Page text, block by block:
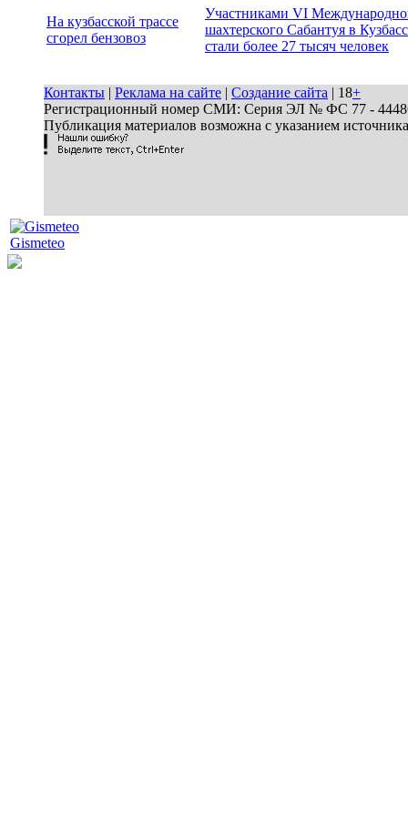
На кузбасской трассе
сгорел бензовоз
Участниками VI
шахтерского Сабантуя в
стали более 27 тысяч человек
Контакты | Реклама на сайте | Создание сайта | 18+
Регистрационный номер СМИ: Серия ЭЛ № ФС 77 - 44486
Публикация материалов возможна с указанием
Gismeteo